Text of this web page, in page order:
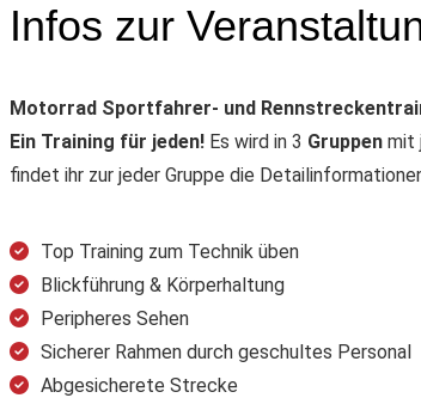
Infos zur
Motorrad Sportfahrer- und
Ein Training für jeden! Es wird in 3 Gruppen mit
findet ihr zur jeder Gruppe die
Top Training zum Technik üben
Blickführung & Körperhaltung
Peripheres Sehen
Sicherer Rahmen durch geschultes Personal
Abgesicherete Strecke